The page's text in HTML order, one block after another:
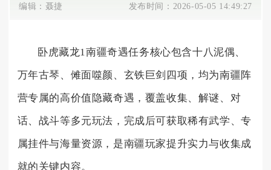
编辑： 聂捷 发布时间： 2026-05-05 14:49:27
卧虎藏龙1南疆奇遇任务核心包含十八泥偶、
万年古琴、傩面噬颜、玄铁巨剑四项，均为南疆阵
营专属的高价值隐藏奇遇，覆盖收集、解谜、对
话、战斗等多元玩法，完成后可获取稀有武学、专
属挂件与海量资源，是南疆玩家提升实力与收集成
就的关键内容。